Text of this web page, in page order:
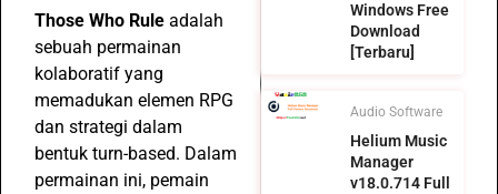
Those Who Rule adalah
sebuah permainan
kolaboratif yang
memadukan elemen RPG
dan strategi dalam
bentuk turn-based. Dalam
permainan ini, pemain
Windows Free
Download
[Terbaru]
Audio Software
Helium Music
Manager
v18.0.714 Full